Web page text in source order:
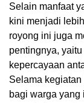
Selain manfaat
kini menjadi
royong ini juga
pentingnya,
kepercayaan
Selama
bagi warga yang